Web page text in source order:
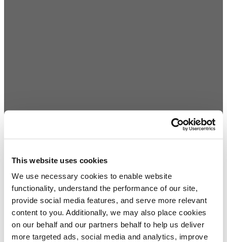
This website uses cookies
We use necessary cookies to enable website
functionality, understand the performance of our site,
provide social media features, and serve more relevant
content to you. Additionally, we may also place cookies
on our behalf and our partners behalf to help us deliver
more targeted ads, social media and analytics, improve